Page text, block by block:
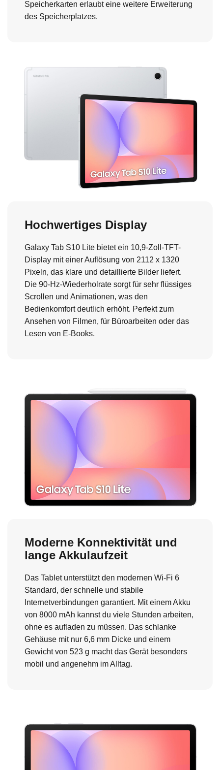
Speicherkarten erlaubt eine weitere Erweiterung
des Speicherplatzes.
Hochwertiges Display
Galaxy Tab S10 Lite bietet ein 10,9-Zoll-TFT-
Display mit einer Auflösung von 2112 x 1320
Pixeln, das klare und detaillierte Bilder liefert.
Die 90-Hz-Wiederholrate sorgt für sehr flüssiges
Scrollen und Animationen, was den
Bedienkomfort deutlich erhöht. Perfekt zum
Ansehen von Filmen, für Büroarbeiten oder das
Lesen von E-Books.
Moderne Konnektivität und
lange Akkulaufzeit
Das Tablet unterstützt den modernen Wi-Fi 6
Standard, der schnelle und stabile
Internetverbindungen garantiert. Mit einem Akku
von 8000 mAh kannst du viele Stunden arbeiten,
ohne es aufladen zu müssen. Das schlanke
Gehäuse mit nur 6,6 mm Dicke und einem
Gewicht von 523 g macht das Gerät besonders
mobil und angenehm im Alltag.